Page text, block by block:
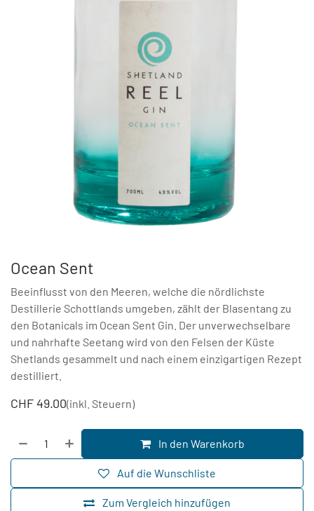
Ocean Sent
Beeinflusst von den Meeren, welche die nördlichste
Destillerie Schottlands umgeben, zählt der Blasentang zu
den Botanicals im Ocean Sent Gin. Der unverwechselbare
und nahrhafte Seetang wird von den Felsen der Küste
Shetlands gesammelt und nach einem einzigartigen Rezept
destilliert.
CHF 49.00(inkl. Steuern)
In den Warenkorb
Zum Vergleich hinzufügen
Auf die Wunschliste